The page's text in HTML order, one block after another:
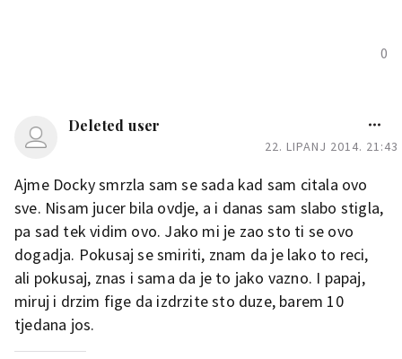
0
Deleted user
22. LIPANJ 2014. 21:43
Ajme Docky smrzla sam se sada kad sam citala ovo
sve. Nisam jucer bila ovdje, a i danas sam slabo stigla,
pa sad tek vidim ovo. Jako mi je zao sto ti se ovo
dogadja. Pokusaj se smiriti, znam da je lako to reci,
ali pokusaj, znas i sama da je to jako vazno. I papaj,
miruj i drzim fige da izdrzite sto duze, barem 10
tjedana jos.